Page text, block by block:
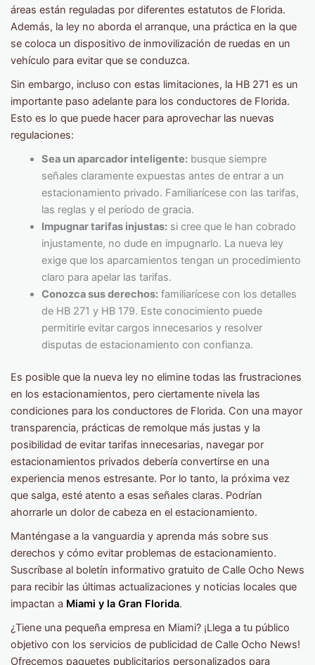
áreas están reguladas por diferentes estatutos de Florida.
Además, la ley no aborda el arranque, una práctica en la que
se coloca un dispositivo de inmovilización de ruedas en un
vehículo para evitar que se conduzca.
Sin embargo, incluso con estas limitaciones, la HB 271 es un
importante paso adelante para los conductores de Florida.
Esto es lo que puede hacer para aprovechar las nuevas
regulaciones:
Sea un aparcador inteligente:busque siempre
señales claramente expuestas antes de entrar a un
estacionamiento privado. Familiarícese con las tarifas,
las reglas y el período de gracia.
Impugnar tarifas injustas:si cree que le han cobrado
injustamente, no dude en impugnarlo. La nueva ley
exige que los aparcamientos tengan un procedimiento
claro para apelar las tarifas.
Conozca sus derechos:familiarícese con los detalles
de HB 271 y HB 179. Este conocimiento puede
permitirle evitar cargos innecesarios y resolver
disputas de estacionamiento con confianza.
Es posible que la nueva ley no elimine todas las frustraciones
en los estacionamientos, pero ciertamente nivela las
condiciones para los conductores de Florida. Con una mayor
transparencia, prácticas de remolque más justas y la
posibilidad de evitar tarifas innecesarias, navegar por
estacionamientos privados debería convertirse en una
experiencia menos estresante. Por lo tanto, la próxima vez
que salga, esté atento a esas señales claras. Podrían
ahorrarle un dolor de cabeza en el estacionamiento.
Manténgase a la vanguardia y aprenda más sobre sus
derechos y cómo evitar problemas de estacionamiento.
Suscríbase al boletín informativo gratuito de Calle Ocho News
para recibir las últimas actualizaciones y noticias locales que
impactan a Miami y la Gran Florida.
¿Tiene una pequeña empresa en Miami? ¡Llega a tu público
objetivo con los servicios de publicidad de Calle Ocho News!
Ofrecemos paquetes publicitarios personalizados para